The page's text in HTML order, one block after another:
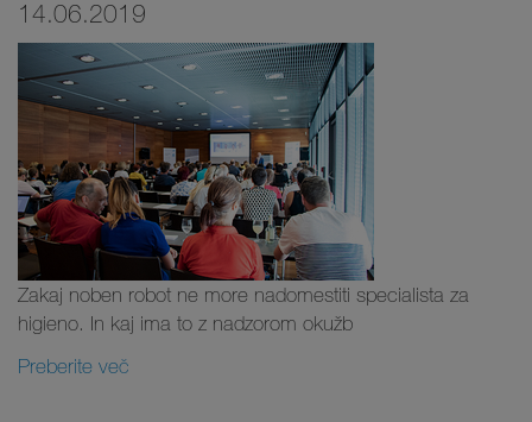
14.06.2019
Zakaj noben robot ne more nadomestiti specialista za
higieno. In kaj ima to z nadzorom okužb
Preberite več